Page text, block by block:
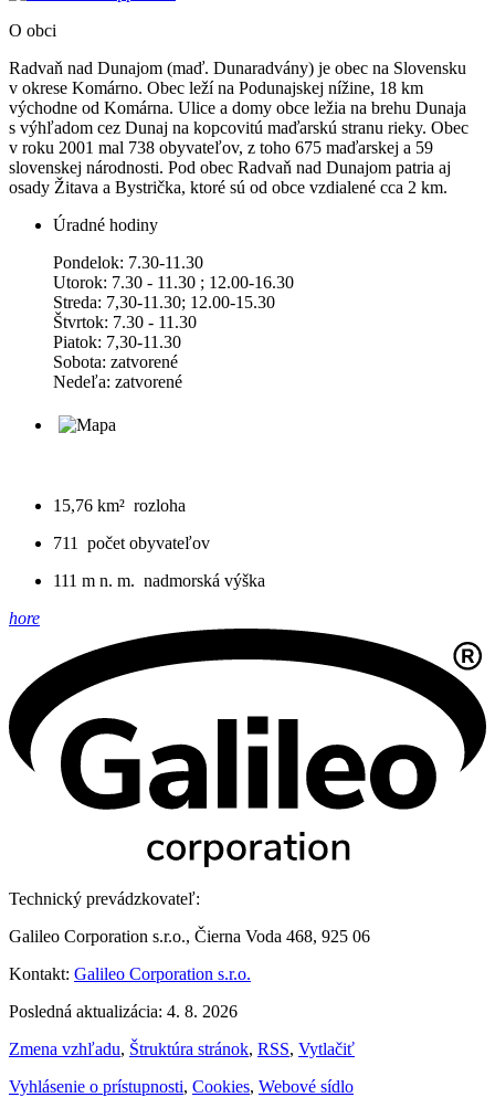
O obci
Radvaň nad Dunajom (maď. Dunaradvány) je obec na Slovensku
v okrese Komárno. Obec leží na Podunajskej nížine, 18 km
východne od Komárna. Ulice a domy obce ležia na brehu Dunaja
s výhľadom cez Dunaj na kopcovitú maďarskú stranu rieky. Obec
v roku 2001 mal 738 obyvateľov, z toho 675 maďarskej a 59
slovenskej národnosti. Pod obec Radvaň nad Dunajom patria aj
osady Žitava a Bystrička, ktoré sú od obce vzdialené cca 2 km.
Úradné hodiny
Pondelok: 7.30-11.30
Utorok: 7.30 - 11.30 ; 12.00-16.30
Streda: 7,30-11.30; 12.00-15.30
Štvrtok: 7.30 - 11.30
Piatok: 7,30-11.30
Sobota: zatvorené
Nedeľa: zatvorené
15,76 km² rozloha
711
počet obyvateľov
111 m n. m. nadmorská výška
hore
Technický prevádzkovateľ:
Galileo Corporation s.r.o., Čierna Voda 468, 925 06
Kontakt: Galileo Corporation s.r.o.
Posledná aktualizácia: 4. 8. 2026
Zmena vzhľadu, Štruktúra stránok, RSS, Vytlačiť
Vyhlásenie o prístupnosti, Cookies, Webové sídlo